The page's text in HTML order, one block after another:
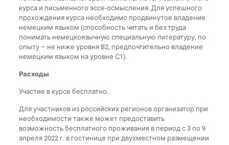
курса и письменного эссе-осмысления. Для успешного
прохождения курса необходимо продвинутое владение
немецким языком (способность читать и без труда
понимать немецкоязычную специальную литературу, по
опыту – не ниже уровня B2, предпочтительно владение
немецким языком на уровне С1).
Расходы
Участие в курсе бесплатно.
Для участников из российских регионов организатор при
необходимости также может предоставить
возможность бесплатного проживания в период с 3 по 9
апреля 2022 г. в гостинице при двухместном размещении